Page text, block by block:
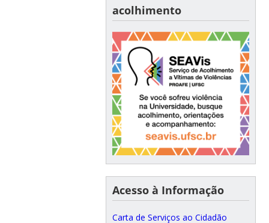
acolhimento
Acesso à Informação
Carta de Serviços ao Cidadão